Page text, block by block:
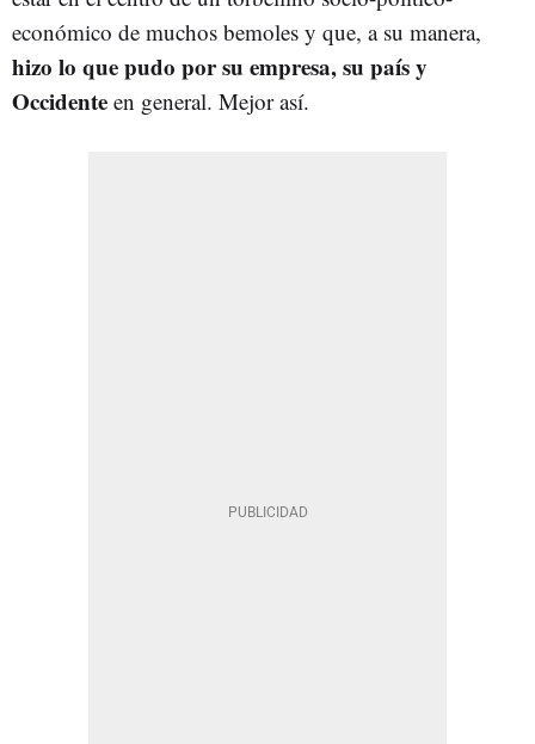
económico de muchos bemoles y que, a su manera,
hizo lo que pudo por su empresa, su país y
Occidente en general. Mejor así.